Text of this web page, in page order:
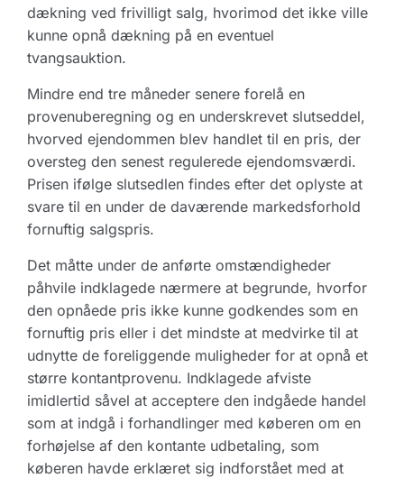
dækning ved frivilligt salg, hvorimod det ikke ville
kunne opnå dækning på en eventuel
tvangsauktion.
Mindre end tre måneder senere forelå en
provenuberegning og en underskrevet slutseddel,
hvorved ejendommen blev handlet til en pris, der
oversteg den senest regulerede ejendomsværdi.
Prisen ifølge slutsedlen findes efter det oplyste at
svare til en under de daværende markedsforhold
fornuftig salgspris.
Det måtte under de anførte omstændigheder
påhvile indklagede nærmere at begrunde, hvorfor
den opnåede pris ikke kunne godkendes som en
fornuftig pris eller i det mindste at medvirke til at
udnytte de foreliggende muligheder for at opnå et
større kontantprovenu. Indklagede afviste
imidlertid såvel at acceptere den indgåede handel
som at indgå i forhandlinger med køberen om en
forhøjelse af den kontante udbetaling, som
køberen havde erklæret sig indforstået med at